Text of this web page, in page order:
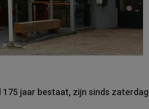
jaar bestaat, zijn sinds zaterdag